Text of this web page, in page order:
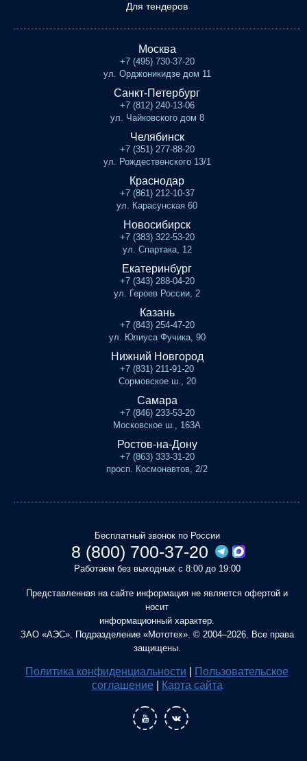
Для тендеров
Москва
+7 (495) 730-37-20
ул. Орджоникидзе дом 11
Санкт-Петербург
+7 (812) 240-13-06
ул. Чайковского дом 8
Челябинск
+7 (351) 277-88-20
ул. Рождественского 13/1
Краснодар
+7 (861) 212-10-37
ул. Карасунская 60
Новосибирск
+7 (383) 322-53-20
ул. Спартака, 12
Екатеринбург
+7 (343) 288-04-20
ул. Героев России, 2
Казань
+7 (843) 254-47-20
ул. Юлиуса Фучика, 90
Нижний Новгород
+7 (831) 211-91-20
Сормовское ш., 20
Самара
+7 (846) 233-53-20
Московское ш., 163А
Ростов-на-Дону
+7 (863) 333-31-20
просп. Космонавтов, 2/2
Бесплатный звонок по России
8 (800) 700-37-20
Работаем без выходных с 8:00 до 19:00
Представленная на сайте информация не является офертой и
носит
информационный характер.
ЗАО «АЭС». Подразделение «Мототех». © 2004–2026. Все права
защищены.
Политика конфиденциальности
Пользовательское
соглашение
Карта сайта